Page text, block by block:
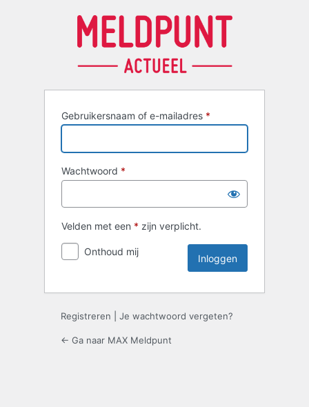
Gebruikersnaam of e-mailadres *
Wachtwoord *
Velden met een * zijn verplicht.
Onthoud mij
Registreren Je wachtwoord vergeten?
← Ga naar MAX Meldpunt